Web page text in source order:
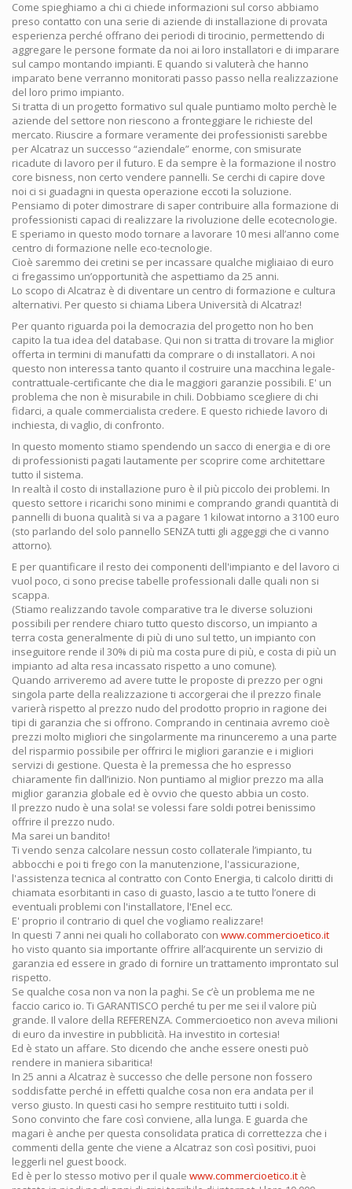
Come spieghiamo a chi ci chiede informazioni sul corso abbiamo
preso contatto con una serie di aziende di installazione di provata
esperienza perché offrano dei periodi di tirocinio, permettendo di
aggregare le persone formate da noi ai loro installatori e di imparare
sul campo montando impianti. E quando si valuterà che hanno
imparato bene verranno monitorati passo passo nella realizzazione
del loro primo impianto.
Si tratta di un progetto formativo sul quale puntiamo molto perchè le
aziende del settore non riescono a fronteggiare le richieste del
mercato. Riuscire a formare veramente dei professionisti sarebbe
per Alcatraz un successo “aziendale” enorme, con smisurate
ricadute di lavoro per il futuro. E da sempre è la formazione il nostro
core bisness, non certo vendere pannelli. Se cerchi di capire dove
noi ci si guadagni in questa operazione eccoti la soluzione.
Pensiamo di poter dimostrare di saper contribuire alla formazione di
professionisti capaci di realizzare la rivoluzione delle ecotecnologie.
E speriamo in questo modo tornare a lavorare 10 mesi all’anno come
centro di formazione nelle eco-tecnologie.
Cioè saremmo dei cretini se per incassare qualche migliaiao di euro
ci fregassimo un’opportunità che aspettiamo da 25 anni.
Lo scopo di Alcatraz è di diventare un centro di formazione e cultura
alternativi. Per questo si chiama Libera Università di Alcatraz!
Per quanto riguarda poi la democrazia del progetto non ho ben
capito la tua idea del database. Qui non si tratta di trovare la miglior
offerta in termini di manufatti da comprare o di installatori. A noi
questo non interessa tanto quanto il costruire una macchina legale-
contrattuale-certificante che dia le maggiori garanzie possibili. E' un
problema che non è misurabile in chili. Dobbiamo scegliere di chi
fidarci, a quale commercialista credere. E questo richiede lavoro di
inchiesta, di vaglio, di confronto.
In questo momento stiamo spendendo un sacco di energia e di ore
di professionisti pagati lautamente per scoprire come architettare
tutto il sistema.
In realtà il costo di installazione puro è il più piccolo dei problemi. In
questo settore i ricarichi sono minimi e comprando grandi quantità di
pannelli di buona qualità si va a pagare 1 kilowat intorno a 3100 euro
(sto parlando del solo pannello SENZA tutti gli aggeggi che ci vanno
attorno).
E per quantificare il resto dei componenti dell'impianto e del lavoro ci
vuol poco, ci sono precise tabelle professionali dalle quali non si
scappa.
(Stiamo realizzando tavole comparative tra le diverse soluzioni
possibili per rendere chiaro tutto questo discorso, un impianto a
terra costa generalmente di più di uno sul tetto, un impianto con
inseguitore rende il 30% di più ma costa pure di più, e costa di più un
impianto ad alta resa incassato rispetto a uno comune).
Quando arriveremo ad avere tutte le proposte di prezzo per ogni
singola parte della realizzazione ti accorgerai che il prezzo finale
varierà rispetto al prezzo nudo del prodotto proprio in ragione dei
tipi di garanzia che si offrono. Comprando in centinaia avremo cioè
prezzi molto migliori che singolarmente ma rinunceremo a una parte
del risparmio possibile per offrirci le migliori garanzie e i migliori
servizi di gestione. Questa è la premessa che ho espresso
chiaramente fin dall’inizio. Non puntiamo al miglior prezzo ma alla
miglior garanzia globale ed è ovvio che questo abbia un costo.
Il prezzo nudo è una sola! se volessi fare soldi potrei benissimo
offrire il prezzo nudo.
Ma sarei un bandito!
Ti vendo senza calcolare nessun costo collaterale l’impianto, tu
abbocchi e poi ti frego con la manutenzione, l'assicurazione,
l'assistenza tecnica al contratto con Conto Energia, ti calcolo diritti di
chiamata esorbitanti in caso di guasto, lascio a te tutto l’onere di
eventuali problemi con l'installatore, l'Enel ecc.
E' proprio il contrario di quel che vogliamo realizzare!
In questi 7 anni nei quali ho collaborato con www.commercioetico.it
ho visto quanto sia importante offrire all’acquirente un servizio di
garanzia ed essere in grado di fornire un trattamento improntato sul
rispetto.
Se qualche cosa non va non la paghi. Se c’è un problema me ne
faccio carico io. Ti GARANTISCO perché tu per me sei il valore più
grande. Il valore della REFERENZA. Commercioetico non aveva milioni
di euro da investire in pubblicità. Ha investito in cortesia!
Ed è stato un affare. Sto dicendo che anche essere onesti può
rendere in maniera sibaritica!
In 25 anni a Alcatraz è successo che delle persone non fossero
soddisfatte perché in effetti qualche cosa non era andata per il
verso giusto. In questi casi ho sempre restituito tutti i soldi.
Sono convinto che fare così conviene, alla lunga. E guarda che
magari è anche per questa consolidata pratica di correttezza che i
commenti della gente che viene a Alcatraz son così positivi, puoi
leggerli nel guest boock.
Ed è per lo stesso motivo per il quale www.commercioetico.it è